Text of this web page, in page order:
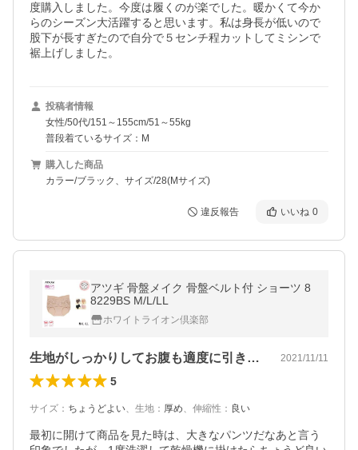
度購入しました。今度は履くのが楽でした。暖かくて今か
らのシーズン大活躍すると思います。私は身長が低いので
股下が長すぎたので自分で５センチ程カットしてミシンで
裾上げしました。
投稿者情報
女性/50代/151～155cm/51～55kg
普段着ているサイズ：M
購入した商品
カラー/ブラック、サイズ/28(Mサイズ)
違反報告 いいね 0
アツギ 骨盤メイク 骨盤ベルト付 ショーツ 8
8229BS M/L/LL
ホワイトライオン倶楽部
生地がしっかりしてお腹も適度に引き締まる 2021/11/11
5
サイズ ： ちょうどよい、 生地 ： 厚め、 伸縮性 ： 良い
最初に開けて商品を見た時は、大きなパンツだなあと言う